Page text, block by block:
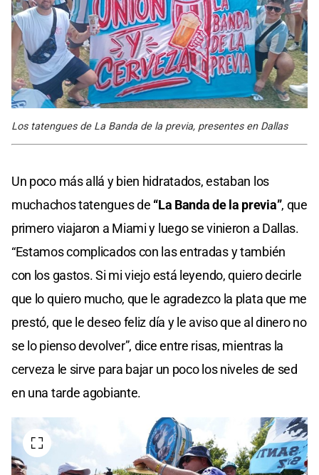
Los tatengues de La Banda de la previa, presentes en Dallas
Un poco más allá y bien hidratados, estaban los
muchachos tatengues de “La Banda de la previa”, que
primero viajaron a Miami y luego se vinieron a Dallas.
“Estamos complicados con las entradas y también
con los gastos. Si mi viejo está leyendo, quiero decirle
que lo quiero mucho, que le agradezco la plata que me
prestó, que le deseo feliz día y le aviso que al dinero no
se lo pienso devolver”, dice entre risas, mientras la
cerveza le sirve para bajar un poco los niveles de sed
en una tarde agobiante.